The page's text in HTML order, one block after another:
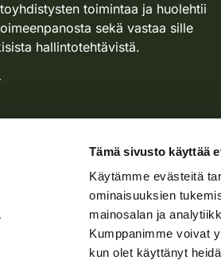
Tämä sivusto käyttää
Käytämme evästeitä
ominaisuuksien
mainosalan ja
Kumppanimme voivat
kun olet käyttänyt
toimintaa ja huolehtii
sekä vastaa sille
hallintotehtävistä.